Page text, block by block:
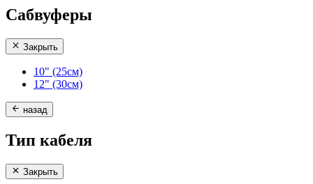
Сабвуферы
Закрыть
10" (25см)
12" (30см)
назад
Тип кабеля
Закрыть